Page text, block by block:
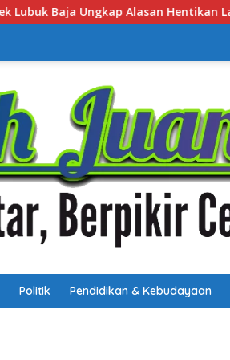
Pengawasan Anak Tanpa Izin
Politik Pendidikan & Kebudayaan